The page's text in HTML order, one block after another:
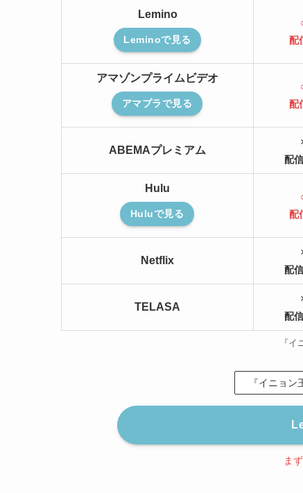
Lemino
Leminoで見る 配
アマゾンプライムビデオ
アマプラで見る 配
ABEMAプレミアム
配
Hulu
Huluで見る 配
Netflix
配
TELASA
配
『
『イニョ
ま